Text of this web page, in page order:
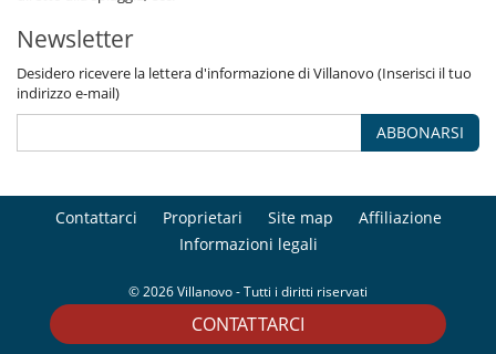
CONTATTARCI
Newsletter
Desidero ricevere la lettera d'informazione di Villanovo (Inserisci il tuo
indirizzo e-mail)
ABBONARSI
Contattarci Proprietari Site map
Affiliazione
Informazioni legali
© 2026 Villanovo - Tutti i diritti riservati